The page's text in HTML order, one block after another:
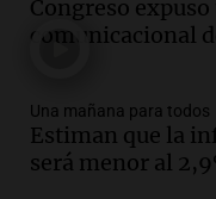
Audio.
celebración
tradicional
Congreso
comunicacional
Una mañana para todos
Estiman que la
será menor al